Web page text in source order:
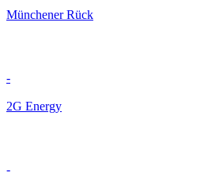
Münchener Rück
-
2G Energy
-